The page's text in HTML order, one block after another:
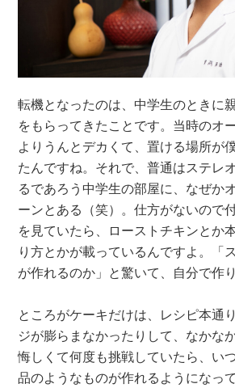
転機となったのは、中学生のときに
をもらってきたことです。当時のオ
よりうんとデカくて、置ける場所が
たんですね。それで、普通はステレ
るであろう中学生の部屋に、なぜか
ーンとある（笑）。仕方がないので
を見ていたら、ローストチキンとか
り方とかが載っているんですよ。「
が作れるのか」と驚いて、自分で作
ところがケーキだけは、レシピ本通
ジが膨らまなかったりして、なかな
悔しくて何度も挑戦していたら、い
品のようなものが作れるようになっ